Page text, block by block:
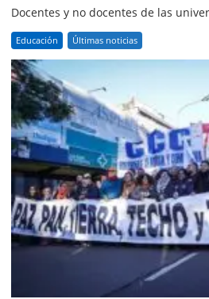
Docentes y no docentes de las
Educación Últimas noticias